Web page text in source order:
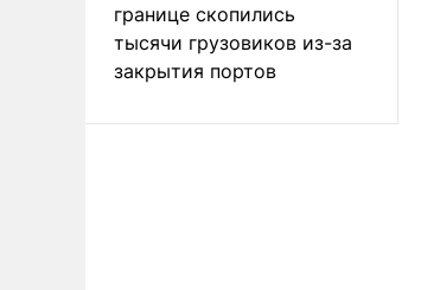
границе скопились
тысячи грузовиков из-за
закрытия портов